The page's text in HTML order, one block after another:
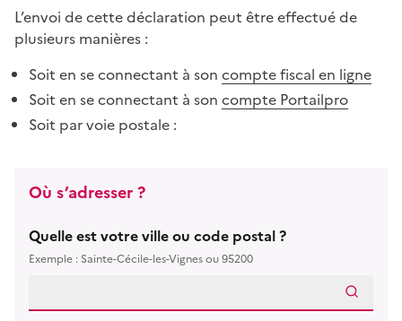
L’envoi de cette déclaration peut être effectué de
plusieurs manières :
Soit en se connectant à son compte fiscal en ligne
Soit en se connectant à son compte Portailpro
Soit par voie postale :
Où s’adresser ?
Quelle est votre ville ou code postal ?
Exemple : Sainte-Cécile-les-Vignes ou 95200